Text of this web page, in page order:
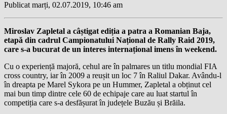
Publicat marți, 02.07.2019, 10:46 am
Miroslav Zapletal a câștigat ediția a patra a Romanian Baja,
etapă din cadrul Campionatului Național de Rally Raid 2019,
care s-a bucurat de un interes internațional imens în weekend.
Cu o experiență majoră, cehul are în palmares un titlu mondial FIA
cross country, iar în 2009 a reușit un loc 7 în Raliul Dakar. Avându-l
în dreapta pe Marel Sykora pe un Hummer, Zapletal a obținut cel
mai bun timp dintre cele 60 de echipaje care au luat startul în
competiția care s-a desfășurat în județele Buzău și Brăila.